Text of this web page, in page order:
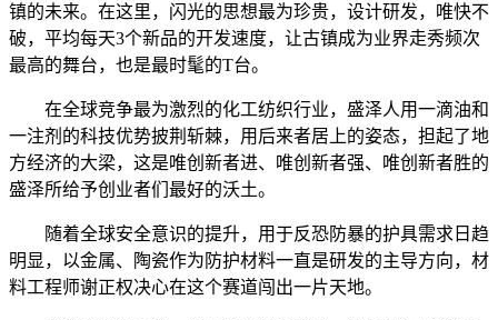
镇的未来。在这里，闪光的思想最为珍贵，设计研发，唯快不
破，平均每天3个新品的开发速度，让古镇成为业界走秀频次
最高的舞台，也是最时髦的T台。
在全球竞争最为激烈的化工纺织行业，盛泽人用一滴油和
一注剂的科技优势披荆斩棘，用后来者居上的姿态，担起了地
方经济的大梁，这是唯创新者进、唯创新者强、唯创新者胜的
盛泽所给予创业者们最好的沃土。
随着全球安全意识的提升，用于反恐防暴的护具需求日趋
明显，以金属、陶瓷作为防护材料一直是研发的主导方向，材
料工程师谢正权决心在这个赛道闯出一片天地。